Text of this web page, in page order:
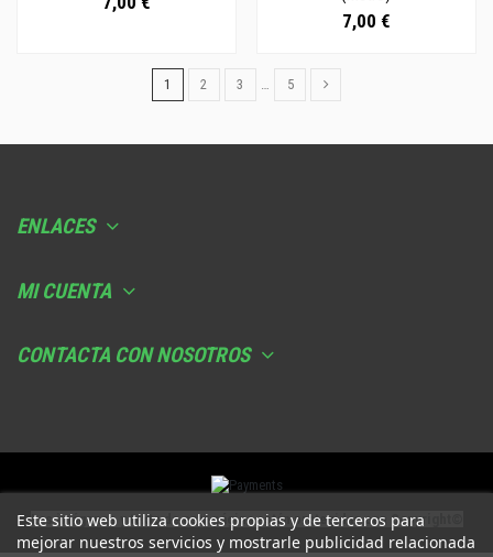
7,00 €
1 2 3 5
ENLACES
MI CUENTA
CONTACTA CON NOSOTROS
Este sitio web utiliza cookies propias y de terceros para
mejorar nuestros servicios y mostrarle publicidad relacionada
Las imágenes y texto de esta página están protegidas con Copyright©️